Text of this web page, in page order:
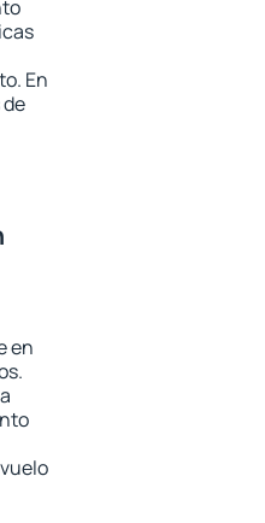
En
en